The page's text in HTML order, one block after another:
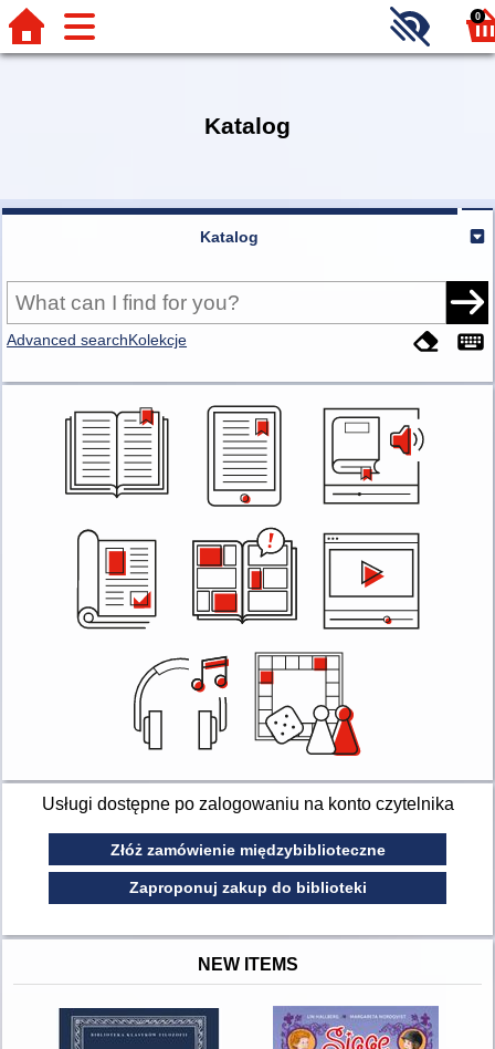
0
Katalog
Katalog
Advanced searchKolekcje
Usługi dostępne po zalogowaniu na konto czytelnika
Złóż zamówienie międzybiblioteczne
Zaproponuj zakup do biblioteki
NEW ITEMS